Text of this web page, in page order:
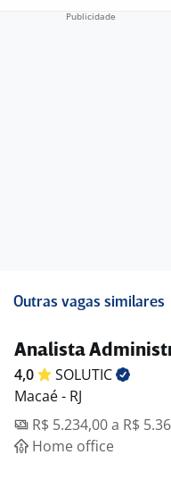
Ambiente colaborativo
Outras vagas similares
Analista
4,0
SOLUTIC
Macaé - RJ
R$ 5.234,00 a R$
Home office